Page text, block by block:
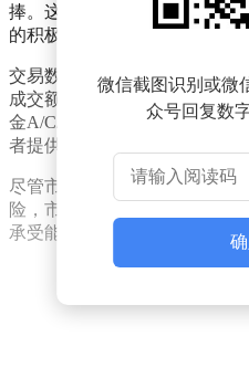
捧。这一集体爆发态势，反映
的积极预期。
交易数据方面，科创50ETF易
成交额突破26亿元，较昨日
金A/C/Y类份额代码分别为
者提供了多样化的参与方式。
尽管市场表现强劲，但投资者
险，市场波动可能导致本金损
承受能力。
微信截图识别或微
众号回复数